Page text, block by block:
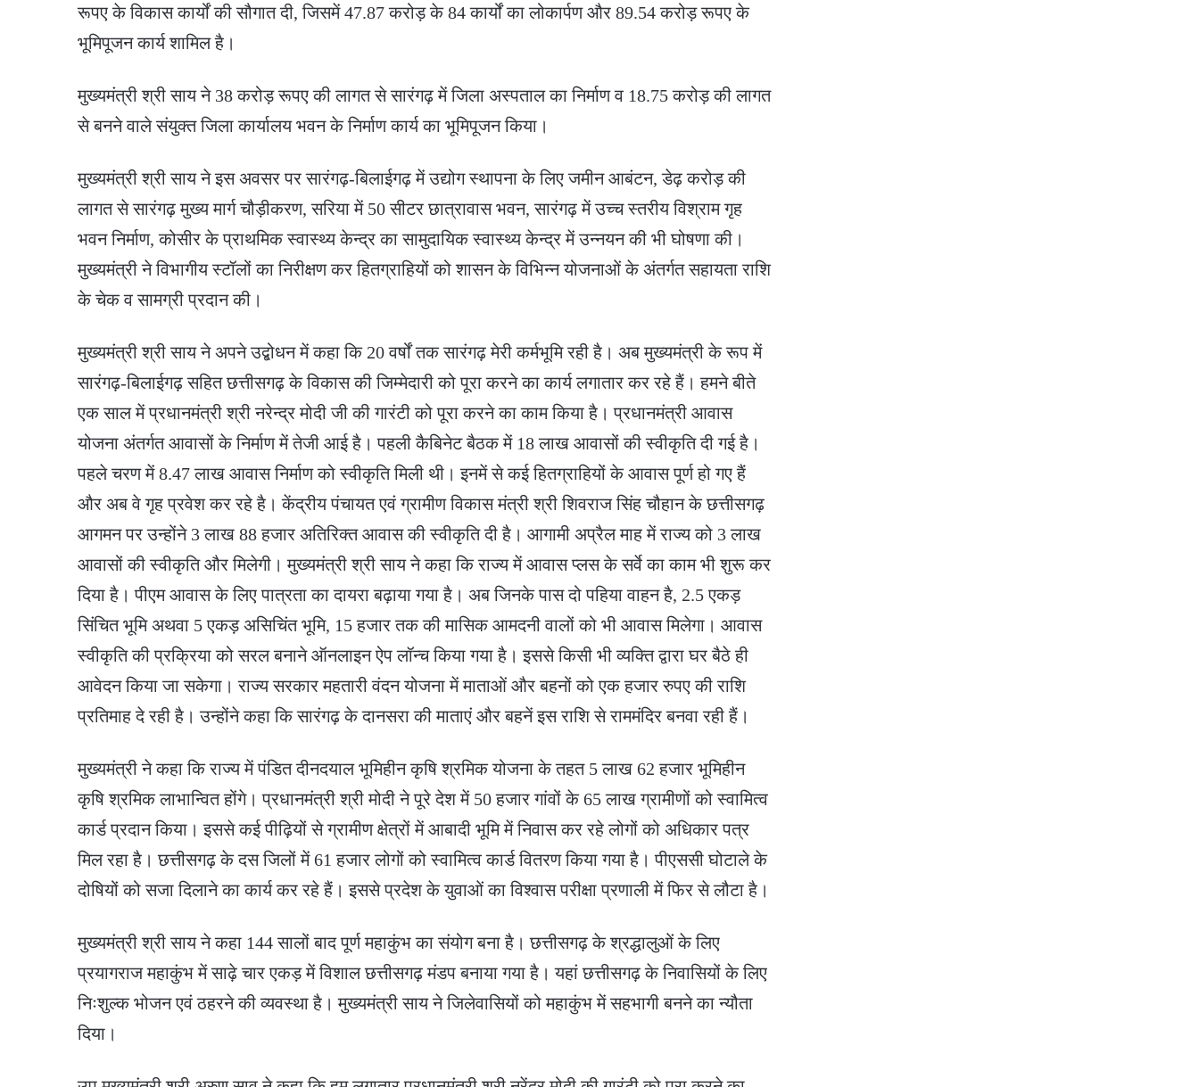
रूपए के विकास कार्यों की सौगात दी, जिसमें 47.87 करोड़ के 84 कार्यों का लोकार्पण और 89.54 करोड़ रूपए के
भूमिपूजन कार्य शामिल है।
मुख्यमंत्री श्री साय ने 38 करोड़ रूपए की लागत से सारंगढ़ में जिला अस्पताल का निर्माण व 18.75 करोड़ की लागत
से बनने वाले संयुक्त जिला कार्यालय भवन के निर्माण कार्य का भूमिपूजन किया।
मुख्यमंत्री श्री साय ने इस अवसर पर सारंगढ़-बिलाईगढ़ में उद्योग स्थापना के लिए जमीन आबंटन, डेढ़ करोड़ की
लागत से सारंगढ़ मुख्य मार्ग चौड़ीकरण, सरिया में 50 सीटर छात्रावास भवन, सारंगढ़ में उच्च स्तरीय विश्राम गृह
भवन निर्माण, कोसीर के प्राथमिक स्वास्थ्य केन्द्र का सामुदायिक स्वास्थ्य केन्द्र में उन्नयन की भी घोषणा की।
मुख्यमंत्री ने विभागीय स्टॉलों का निरीक्षण कर हितग्राहियों को शासन के विभिन्न योजनाओं के अंतर्गत सहायता राशि
के चेक व सामग्री प्रदान की।
मुख्यमंत्री श्री साय ने अपने उद्बोधन में कहा कि 20 वर्षों तक सारंगढ़ मेरी कर्मभूमि रही है। अब मुख्यमंत्री के रूप में
सारंगढ़-बिलाईगढ़ सहित छत्तीसगढ़ के विकास की जिम्मेदारी को पूरा करने का कार्य लगातार कर रहे हैं। हमने बीते
एक साल में प्रधानमंत्री श्री नरेन्द्र मोदी जी की गारंटी को पूरा करने का काम किया है। प्रधानमंत्री आवास
योजना अंतर्गत आवासों के निर्माण में तेजी आई है। पहली कैबिनेट बैठक में 18 लाख आवासों की स्वीकृति दी गई है।
पहले चरण में 8.47 लाख आवास निर्माण को स्वीकृति मिली थी। इनमें से कई हितग्राहियों के आवास पूर्ण हो गए हैं
और अब वे गृह प्रवेश कर रहे है। केंद्रीय पंचायत एवं ग्रामीण विकास मंत्री श्री शिवराज सिंह चौहान के छत्तीसगढ़
आगमन पर उन्होंने 3 लाख 88 हजार अतिरिक्त आवास की स्वीकृति दी है। आगामी अप्रैल माह में राज्य को 3 लाख
आवासों की स्वीकृति और मिलेगी। मुख्यमंत्री श्री साय ने कहा कि राज्य में आवास प्लस के सर्वे का काम भी शुरू कर
दिया है। पीएम आवास के लिए पात्रता का दायरा बढ़ाया गया है। अब जिनके पास दो पहिया वाहन है, 2.5 एकड़
सिंचित भूमि अथवा 5 एकड़ असिचिंत भूमि, 15 हजार तक की मासिक आमदनी वालों को भी आवास मिलेगा। आवास
स्वीकृति की प्रक्रिया को सरल बनाने ऑनलाइन ऐप लॉन्च किया गया है। इससे किसी भी व्यक्ति द्वारा घर बैठे ही
आवेदन किया जा सकेगा। राज्य सरकार महतारी वंदन योजना में माताओं और बहनों को एक हजार रुपए की राशि
प्रतिमाह दे रही है। उन्होंने कहा कि सारंगढ़ के दानसरा की माताएं और बहनें इस राशि से राममंदिर बनवा रही हैं।
मुख्यमंत्री ने कहा कि राज्य में पंडित दीनदयाल भूमिहीन कृषि श्रमिक योजना के तहत 5 लाख 62 हजार भूमिहीन
कृषि श्रमिक लाभान्वित होंगे। प्रधानमंत्री श्री मोदी ने पूरे देश में 50 हजार गांवों के 65 लाख ग्रामीणों को स्वामित्व
कार्ड प्रदान किया। इससे कई पीढ़ियों से ग्रामीण क्षेत्रों में आबादी भूमि में निवास कर रहे लोगों को अधिकार पत्र
मिल रहा है। छत्तीसगढ़ के दस जिलों में 61 हजार लोगों को स्वामित्व कार्ड वितरण किया गया है। पीएससी घोटाले के
दोषियों को सजा दिलाने का कार्य कर रहे हैं। इससे प्रदेश के युवाओं का विश्वास परीक्षा प्रणाली में फिर से लौटा है।
मुख्यमंत्री श्री साय ने कहा 144 सालों बाद पूर्ण महाकुंभ का संयोग बना है। छत्तीसगढ़ के श्रद्धालुओं के लिए
प्रयागराज महाकुंभ में साढ़े चार एकड़ में विशाल छत्तीसगढ़ मंडप बनाया गया है। यहां छत्तीसगढ़ के निवासियों के लिए
निःशुल्क भोजन एवं ठहरने की व्यवस्था है। मुख्यमंत्री साय ने जिलेवासियों को महाकुंभ में सहभागी बनने का न्यौता
दिया।